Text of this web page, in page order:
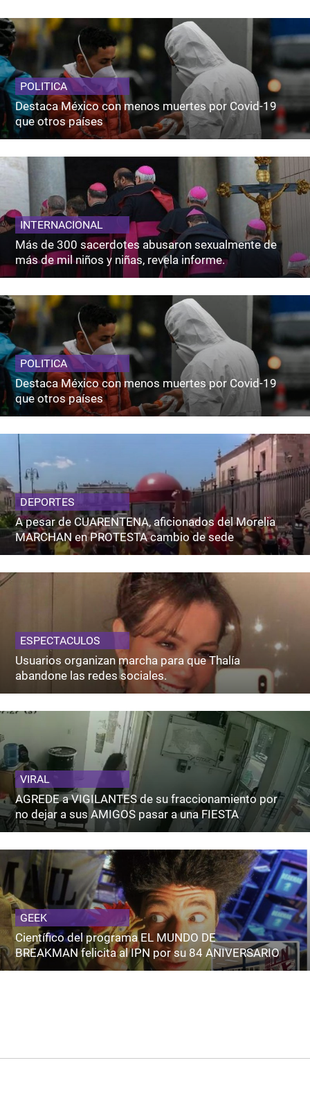
POLITICA
Destaca México con menos muertes por Covid-19
que otros países
INTERNACIONAL
Más de 300 sacerdotes abusaron sexualmente de
más de mil niños y niñas, revela informe.
POLITICA
Destaca México con menos muertes por Covid-19
que otros países
DEPORTES
A pesar de CUARENTENA, aficionados del Morelia
MARCHAN en PROTESTA cambio de sede
ESPECTACULOS
Usuarios organizan marcha para que Thalía
abandone las redes sociales.
VIRAL
AGREDE a VIGILANTES de su fraccionamiento por
no dejar a sus AMIGOS pasar a una FIESTA
GEEK
Científico del programa EL MUNDO DE
BREAKMAN felicita al IPN por su 84 ANIVERSARIO